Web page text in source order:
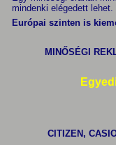
mindenki elégedett lehet.
Európai szinten is
MINŐSÉGI
CITIZEN,